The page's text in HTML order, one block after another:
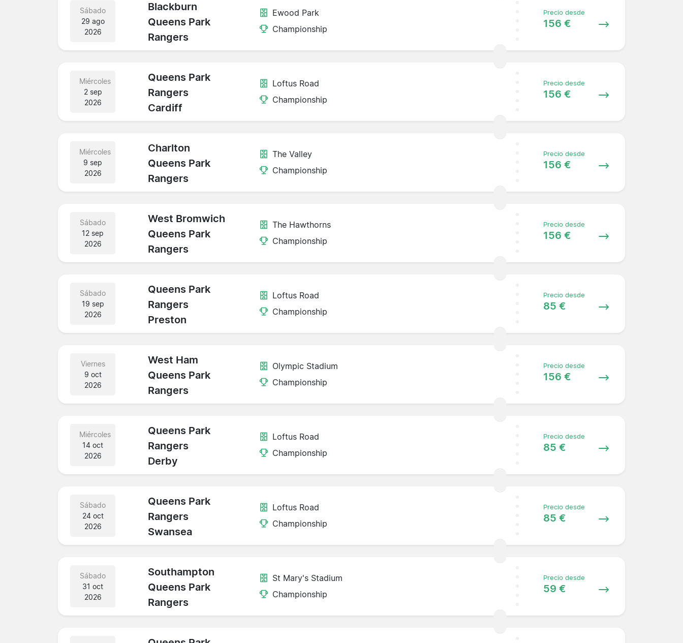
Sábado
29 ago
2026
Blackburn
Queens Park
Rangers
Ewood Park
Championship
Precio desde
156 €
Miércoles
2 sep
2026
Queens Park
Rangers
Cardiff
Loftus Road
Championship
Precio desde
156 €
Miércoles
9 sep
2026
Charlton
Queens Park
Rangers
The Valley
Championship
Precio desde
156 €
Sábado
12 sep
2026
West Bromwich
Queens Park
Rangers
The Hawthorns
Championship
Precio desde
156 €
Sábado
19 sep
2026
Queens Park
Rangers
Preston
Loftus Road
Championship
Precio desde
85 €
Viernes
9 oct
2026
West Ham
Queens Park
Rangers
Olympic Stadium
Championship
Precio desde
156 €
Miércoles
14 oct
2026
Queens Park
Rangers
Derby
Loftus Road
Championship
Precio desde
85 €
Sábado
24 oct
2026
Queens Park
Rangers
Swansea
Loftus Road
Championship
Precio desde
85 €
Sábado
31 oct
2026
Southampton
Queens Park
Rangers
St Mary's Stadium
Championship
Precio desde
59 €